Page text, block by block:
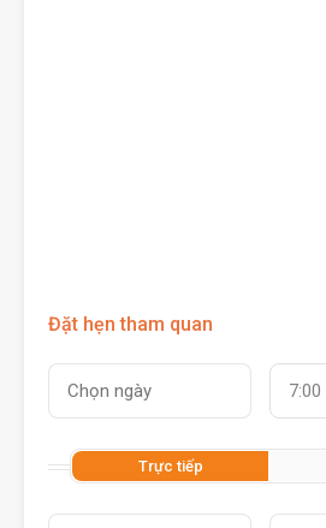
Đặt hẹn tham quan
7:00
Trực tiếp